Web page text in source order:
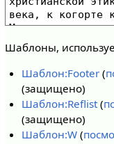
Шаблоны,
Шаблон:Footer (
(защищено)
Шаблон:Reflist(
(защищено)
Шаблон:W (